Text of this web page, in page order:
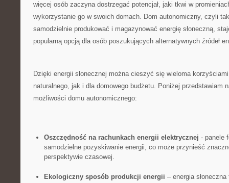
więcej ⁣osób zaczyna ​dostrzegać potencjał, jaki tkwi w‌
wykorzystanie go w swoich ⁣domach. Dom autonomiczny, czyli
samodzielnie ‌produkować i magazynować energię ​słoneczną,
popularną​ opcją dla osób poszukujących alternatywnych‍ źródeł
Dzięki energii słonecznej można cieszyć ⁤się ‌wieloma
naturalnego,⁤ jak i dla domowego budżetu. Poniżej przedstawiam
możliwości ⁢domu autonomicznego:
Oszczędność na rachunkach energii elektrycznej -⁤ panele
samodzielne pozyskiwanie energii, ⁤co może przynieść
perspektywie czasowej.
Ekologiczny⁢ sposób produkcji​ energii – ⁣energia